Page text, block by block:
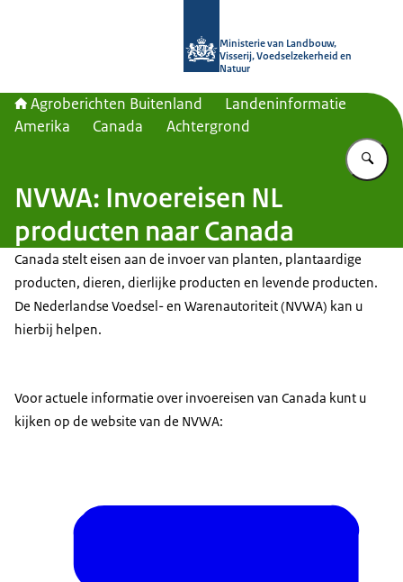
Ministerie van Landbouw,
Visserij, Voedselzekerheid en
Natuur
Agroberichten Buitenland
Landeninformatie
Amerika
Canada Achtergrond
NVWA: Invoereisen NL
producten naar Canada
Canada stelt eisen aan de invoer van planten, plantaardige
producten, dieren, dierlijke producten en levende producten.
De Nederlandse Voedsel- en Warenautoriteit (NVWA) kan u
hierbij helpen.
Voor actuele informatie over invoereisen van Canada kunt u
kijken op de website van de NVWA: